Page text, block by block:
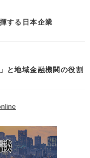
する日本企業
と地域金融機関の役割